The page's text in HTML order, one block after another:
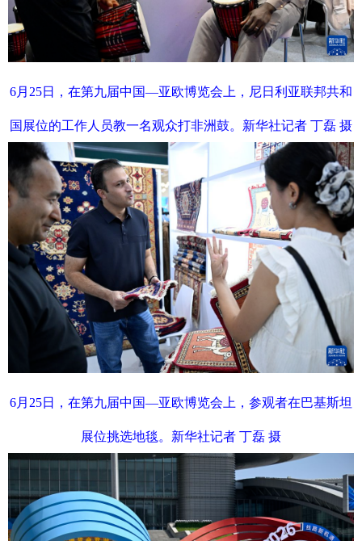
6月25日，在第九届中国—亚欧博览会上，尼日利亚联邦共和
国展位的工作人员教一名观众打非洲鼓。新华社记者 丁磊 摄
6月25日，在第九届中国—亚欧博览会上，参观者在巴基斯坦
展位挑选地毯。新华社记者 丁磊 摄